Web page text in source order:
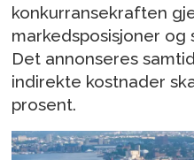
konkurransekraften
markedsposisjoner
Det annonseres
indirekte kostnader
prosent.